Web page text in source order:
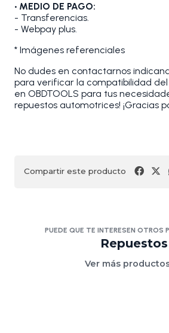
• MEDIO DE PAGO:
- Transferencias.
- Webpay plus.
* Imágenes referenciales
No dudes en contactarnos
para verificar la compatibilidad del
en OBDTOOLS para tus
repuestos automotrices! ¡Gracias
Compartir este producto
PUEDE QUE TE INTERESEN OTROS
Repuestos
Ver más